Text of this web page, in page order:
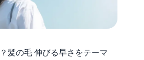
髪の毛 伸びる早さをテーマ